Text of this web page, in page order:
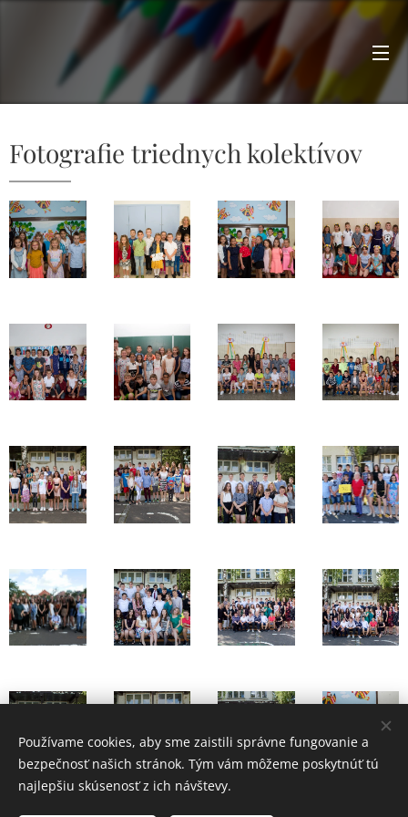
Fotografie triednych kolektívov
Používame cookies, aby sme zaistili správne fungovanie a
bezpečnosť našich stránok. Tým vám môžeme poskytnúť tú
najlepšiu skúsenosť z ich návštevy.